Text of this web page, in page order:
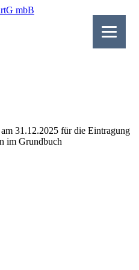
31.12.2025 für die Eintragung
im Grundbuch